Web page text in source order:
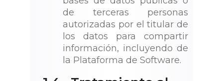
de terceras personas
autorizadas por el titular de
los datos para compartir
información, incluyendo de
la Plataforma de Software.